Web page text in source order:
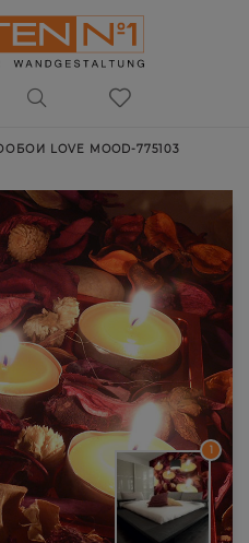
LOVE MOOD-775103
1